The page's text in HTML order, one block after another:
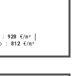
: 920 €/m²
: 812 €/m²